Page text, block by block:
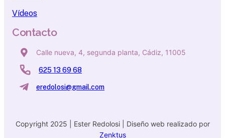
Vídeos
Contacto
Calle nueva, 4, segunda planta, Cádiz, 11005
625 13 69 68
eredolosi@gmail.com
Copyright 2025 | Ester Redolosi | Diseño web realizado por
Zenktus